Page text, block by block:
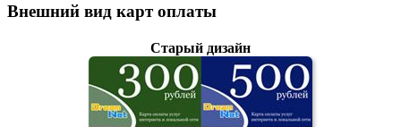
Внешний вид карт оплаты
Старый дизайн